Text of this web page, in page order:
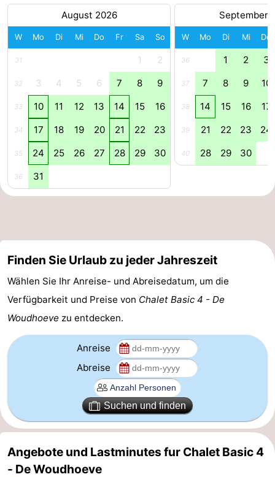
Kontakt
August 2026
W Mo Di Mi Do Fr Sa So
31 1 2
32 3 4 5 6 7 8 9
33 10 11 12 13 14 15 16
34 17 18 19 20 21 22 23
35 24 25 26 27 28 29 30
36 31
September
W Mo Di Mi Do
36 1 2 3
37 7 8 9 10
38 14 15 16 17
39 21 22 23 24
40 28 29 30
Finden Sie Urlaub zu jeder Jahreszeit
Wählen Sie Ihr Anreise- und Abreisedatum, um die
Verfügbarkeit und Preise von Chalet Basic 4 - De
Woudhoeve zu entdecken.
Anreise
Abreise
Suchen und finden
Angebote und Lastminutes fur Chalet Basic 4
- De Woudhoeve